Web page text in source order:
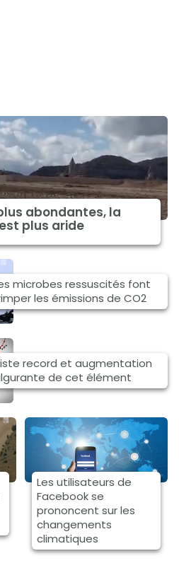
abondantes, la
plus aride
microbes ressuscités font
les émissions de CO2
record et augmentation
de cet élément
Les utilisateurs de
Facebook se
prononcent sur les
changements
climatiques